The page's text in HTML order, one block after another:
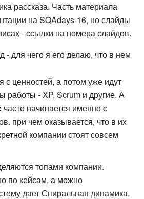
рассказа. Часть материала
на SQAdays-16, но слайды
- ссылки на номера слайдов.
- для чего я его делаю, что в нем
с ценностей, а потом уже идут
работы - XP, Scrum и другие. А
начинается именно с
при чем оказывается, что в их
компании стоят совсем
топами компании.
по кейсам, а можно
дает Спиральная динамика,